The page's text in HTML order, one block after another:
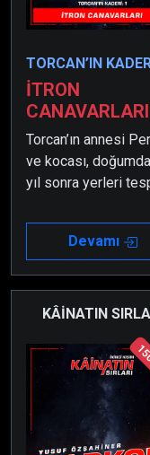
TORCAN’IN
İTRON
CANAVARLARI
Torcan’ın annesi
ve kocası,
yıl sonra yerleri
zorunda kalırlar ve
Gezegenine ulaşırlar.
Devamı
KÂİNATIN